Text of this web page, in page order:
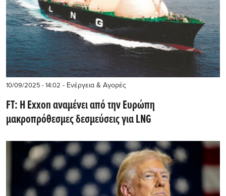
10/09/2025 - 14:02 - Ενέργεια & Αγορές
FT: Η Exxon αναμένει από την Ευρώπη
μακροπρόθεσμες δεσμεύσεις για LNG